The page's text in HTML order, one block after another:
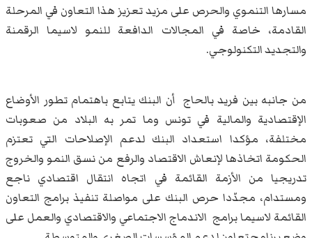
مسارها التنموي والحرص على مزيد تعزيز هذا التعاون في المرحلة
القادمة، خاصة في المجالات الدافعة للنمو لاسيما الرقمنة
والتجديد التكنولوجي.
من جانبه بين فريد بالحاج أن البنك يتابع باهتمام تطور الأوضاع
الإقتصادية والمالية في تونس وما تمر به البلاد من صعوبات
مختلفة، مؤكدا استعداد البنك لدعم الإصلاحات التي تعتزم
الحكومة اتخاذها لإنعاش الاقتصاد والرفع من نسق النمو والخروج
تدريجيا من الأزمة القائمة في اتجاه انتقال اقتصادي ناجع
ومستدام، مجدّدا حرص البنك على مواصلة تنفيذ برامج التعاون
القائمة لاسيما برامج الاندماج الاجتماعي والاقتصادي والعمل على